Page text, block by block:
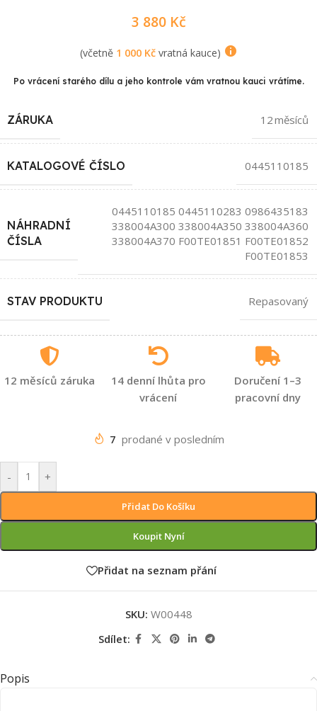
3 880 Kč
(včetně 1 000 Kčvratná kauce)
Po vrácení starého dílu a jeho kontrole vám vratnou kauci vrátíme.
ZÁRUKA 12 měsíců
KATALOGOVÉ ČÍSLO 0445110185
NÁHRADNÍ
ČÍSLA
0445110185 0445110283 0986435183
338004A300 338004A350 338004A360
338004A370 F00TE01851 F00TE01852
F00TE01853
STAV PRODUKTU Repasovaný
12 měsíců záruka
14 denní lhůta pro
vrácení
Doručení 1–3
pracovní dny
7 prodané v posledním
- +
Přidat Do Košíku
Koupit Nyní
Přidat na seznam přání
SKU: W00448
Sdílet:
Popis